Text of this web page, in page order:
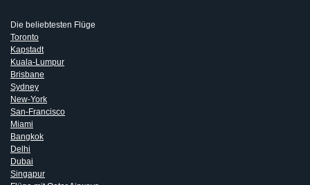
Die beliebtesten Flüge
Toronto
Kapstadt
Kuala-Lumpur
Brisbane
Sydney
New-York
San-Francisco
Miami
Bangkok
Delhi
Dubai
Singapur